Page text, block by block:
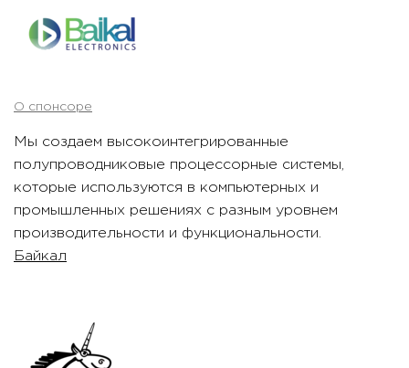
О спонсоре
Мы создаем высокоинтегрированные
полупроводниковые процессорные системы,
которые используются в компьютерных и
промышленных решениях с разным уровнем
производительности и функциональности.
Байкал